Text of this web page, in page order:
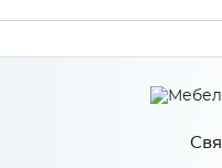
Производитель